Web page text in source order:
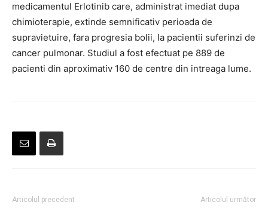
medicamentul Erlotinib care, administrat imediat dupa
chimioterapie, extinde semnificativ perioada de
supravietuire, fara progresia bolii, la pacientii suferinzi de
cancer pulmonar. Studiul a fost efectuat pe 889 de
pacienti din aproximativ 160 de centre din intreaga lume.
Articolul precedent Articolul următor